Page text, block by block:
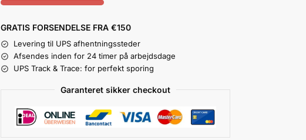
GRATIS FORSENDELSE FRA €150
Levering til UPS afhentningssteder
Afsendes inden for 24 timer på arbejdsdage
UPS Track & Trace: for perfekt sporing
Garanteret sikker checkout